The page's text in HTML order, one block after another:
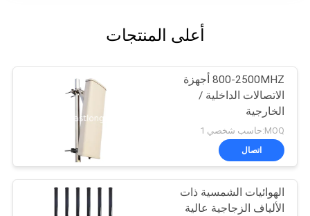
أعلى المنتجات
800-2500MHZ أجهزة
الاتصالات الداخلية /
الخارجية
MOQ:حاسب شخصي 1
اتصال
الهوائيات الشمسية ذات
الألياف الزجاجية عالية